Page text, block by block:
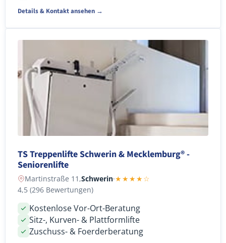
Details & Kontakt ansehen →
TS Treppenlifte Schwerin & Mecklemburg® -
Seniorenlifte
Martinstraße 11,Schwerin·★★★★☆
4,5 (296 Bewertungen)
Kostenlose Vor-Ort-Beratung
Sitz-, Kurven- & Plattformlifte
Zuschuss- & Foerderberatung